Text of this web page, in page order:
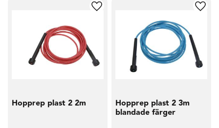
Hopprep plast 2 2m
Lägg till i favoriter
Hopprep plast 2 3m
blandade färger